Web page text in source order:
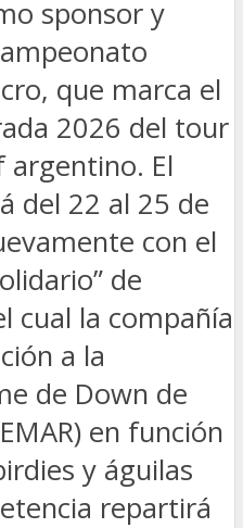
sponsor y
que marca el
2026 del tour
argentino. El
del 22 al 25 de
con el
de
cual la compañía
a la
de Down de
en función
y águilas
repartirá